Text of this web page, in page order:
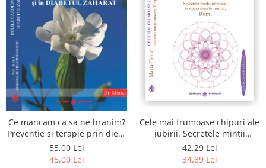
Ce mancam ca sa ne hranim?
Preventie si terapie prin dieta
in bolile cardiovasculare si in
diabetul zaharat
55,00 Lei
45,00 Lei
Cele mai frumoase chipuri ale
iubirii. Secretele mintii
omenesti in opera marelui
initiat, Rumi
42,29 Lei
34,89 Lei